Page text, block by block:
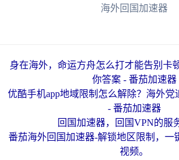
海外回国加速器
身在海外，命运方舟怎么打才能告别卡
你答案 - 番茄加速器
优酷手机app地域限制怎么解除？海外党
- 番茄加速器
回国加速器，回国VPN的服
番茄海外回国加速器-解锁地区限制，一
视频。